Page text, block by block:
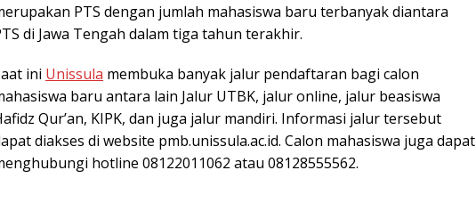
PTS dengan jumlah mahasiswa baru terbanyak diantara
di Jawa Tengah dalam tiga tahun terakhir.
ini Unissula membuka banyak jalur pendaftaran bagi calon
baru antara lain Jalur UTBK, jalur online, jalur beasiswa
Qur’an, KIPK, dan juga jalur mandiri. Informasi jalur tersebut
diakses di website pmb.unissula.ac.id. Calon mahasiswa juga dapat
hotline 08122011062 atau 08128555562.